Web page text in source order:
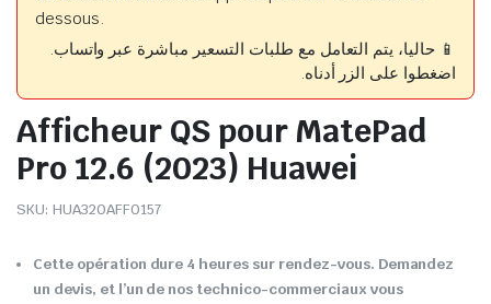
dessous.
📱 حاليا، يتم التعامل مع طلبات التسعير مباشرة عبر واتساب.
اضغطوا على الزر أدناه.
Afficheur QS pour MatePad
Pro 12.6 (2023) Huawei
SKU: HUA320AFF0157
Cette opération dure 4 heures sur rendez-vous. Demandez
un devis, et l’un de nos technico-commerciaux vous